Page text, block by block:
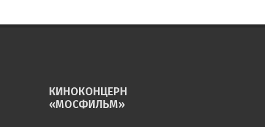
КИНОКОНЦЕРН
«МОСФИЛЬМ»